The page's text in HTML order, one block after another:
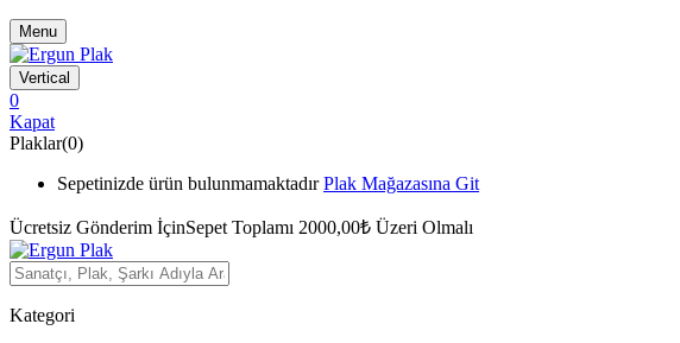
Menu
Vertical
0
Kapat
Plaklar(0)
Sepetinizde ürün bulunmamaktadır Plak Mağazasına Git
Ücretsiz Gönderim İçinSepet Toplamı 2000,00₺ Üzeri Olmalı
Kategori